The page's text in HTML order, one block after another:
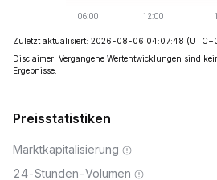
Zuletzt aktualisiert: 2026-08-06 04:07:48
Disclaimer: Vergangene Wertentwicklungen sind
Ergebnisse.
Preisstatistiken
Marktkapitalisierung
24-Stunden-Volumen